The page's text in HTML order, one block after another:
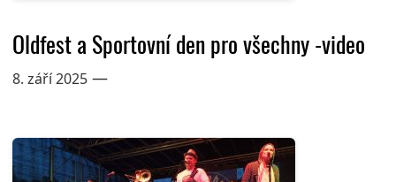
Oldfest a Sportovní den pro všechny -video
8. září 2025—